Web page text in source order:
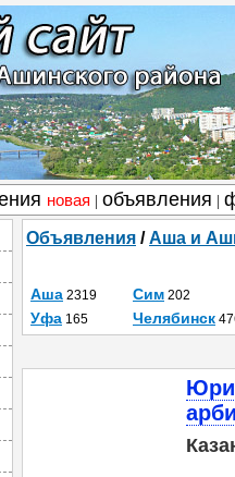
новая объявления
Объявления /Аша и
Аша 2319 Сим 202
Уфа 165 Челябинск